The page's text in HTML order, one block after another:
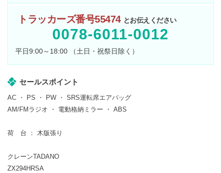
トラッカーズ番号55474 とお伝えください
0078-6011-0012
平日9:00～18:00 （土日・祝祭日除く）
セールスポイント
AC ・ PS ・ PW ・ SRS運転席エアバッグ
AM/FMラジオ ・ 電動格納ミラー ・ ABS
荷 台 ： 木版張り
クレーンTADANO
ZX294HRSA